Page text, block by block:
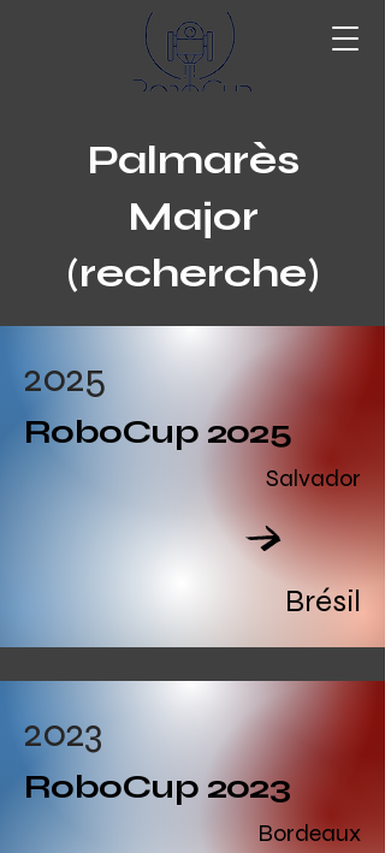
Palmarès
Major
(recherche)
2025
RoboCup 2025
Salvador
Brésil
2023
RoboCup 2023
Bordeaux